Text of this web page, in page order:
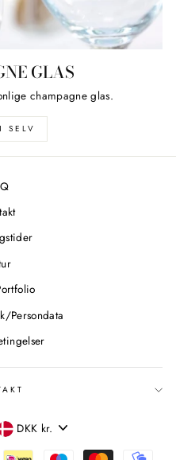
GLAS
champagne glas.
SELV
Persondata
DKK kr.